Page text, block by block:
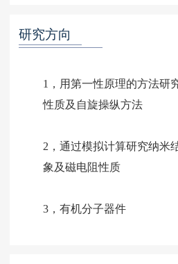
研究方向
1，用第一性原理的方法研
性质及自旋操纵方法
2，通过模拟计算研究纳米
象及磁电阻性质
3，有机分子器件